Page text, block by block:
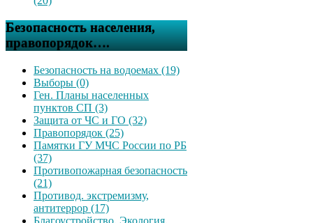
Безопасность населения,
правопорядок….
Безопасность на водоемах (19)
Выборы (0)
Ген. Планы населенных
пунктов СП (3)
Защита от ЧС и ГО (32)
Правопорядок (25)
Памятки ГУ МЧС России по РБ
(37)
Противопожарная безопасность
(21)
Противод. экстремизму,
антитеррор (17)
Благоустройство, Экология,